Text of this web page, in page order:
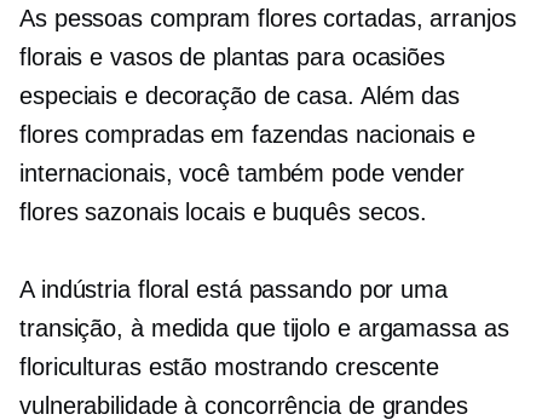
As pessoas compram flores cortadas, arranjos
florais e vasos de plantas para ocasiões
especiais e decoração de casa. Além das
flores compradas em fazendas nacionais e
internacionais, você também pode vender
flores sazonais locais e buquês secos.
A indústria floral está passando por uma
transição, à medida que tijolo e argamassaas
floriculturas estão mostrando crescente
vulnerabilidade à concorrência de grandes